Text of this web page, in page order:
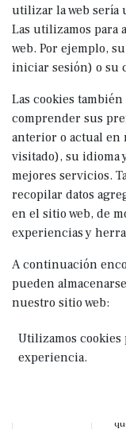
utilizar la web sería
Las utilizamos para
web. Por ejemplo,
iniciar sesión) o su
Las cookies
comprender sus
anterior o actual en
visitado), su idioma
mejores servicios.
recopilar datos
en el sitio web, de
experiencias y
A continuación
pueden
nuestro sitio web:
Categoría
de Cookie
Utilizamos
experiencia.